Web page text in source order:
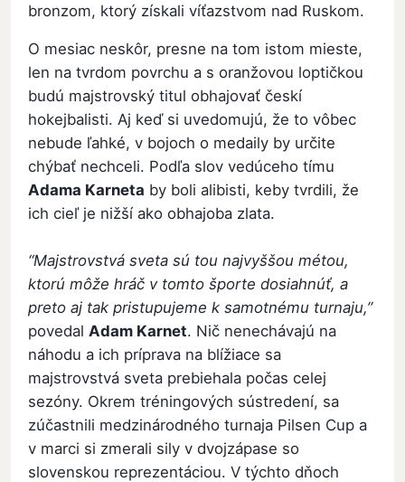
bronzom, ktorý získali víťazstvom nad Ruskom.
O mesiac neskôr, presne na tom istom mieste,
len na tvrdom povrchu a s oranžovou loptičkou
budú majstrovský titul obhajovať českí
hokejbalisti. Aj keď si uvedomujú, že to vôbec
nebude ľahké, v bojoch o medaily by určite
chýbať nechceli. Podľa slov vedúceho tímu
Adama Karneta by boli alibisti, keby tvrdili, že
ich cieľ je nižší ako obhajoba zlata.
“Majstrovstvá sveta sú tou najvyššou métou,
ktorú môže hráč v tomto športe dosiahnúť, a
preto aj tak pristupujeme k samotnému turnaju,”
povedal Adam Karnet. Nič nenechávajú na
náhodu a ich príprava na blížiace sa
majstrovstvá sveta prebiehala počas celej
sezóny. Okrem tréningových sústredení, sa
zúčastnili medzinárodného turnaja Pilsen Cup a
v marci si zmerali sily v dvojzápase so
slovenskou reprezentáciou. V týchto dňoch